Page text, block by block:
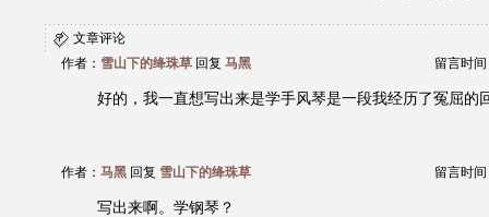
文章评论
作者： 雪山下的绛珠草 回复 马黑 留言时间
好的，我一直想写出来是学手风琴是一段我经历了冤屈的
作者： 马黑 回复 雪山下的绛珠草 留言时间
写出来啊。学钢琴？